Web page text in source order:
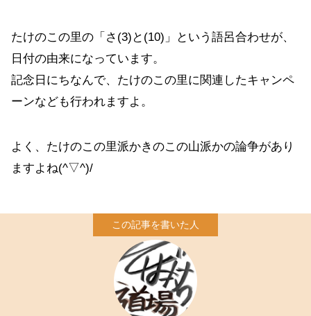
たけのこの里の「さ(3)と(10)」という語呂合わせが、
日付の由来になっています。
記念日にちなんで、たけのこの里に関連したキャンペ
ーンなども行われますよ。
よく、たけのこの里派かきのこの山派かの論争があり
ますよね(^▽^)/